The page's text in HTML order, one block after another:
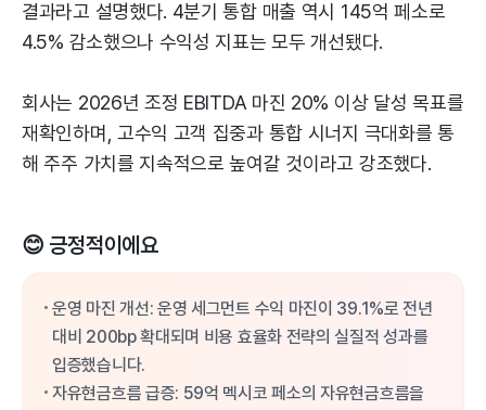
결과라고 설명했다. 4분기 통합 매출 역시 145억 페소로
4.5% 감소했으나 수익성 지표는 모두 개선됐다.
회사는 2026년 조정 EBITDA 마진 20% 이상 달성 목표를
재확인하며, 고수익 고객 집중과 통합 시너지 극대화를 통
해 주주 가치를 지속적으로 높여갈 것이라고 강조했다.
😊 긍정적이에요
운영 마진 개선: 운영 세그먼트 수익 마진이 39.1%로 전년
대비 200bp 확대되며 비용 효율화 전략의 실질적 성과를
입증했습니다.
자유현금흐름 급증: 59억 멕시코 페소의 자유현금흐름을